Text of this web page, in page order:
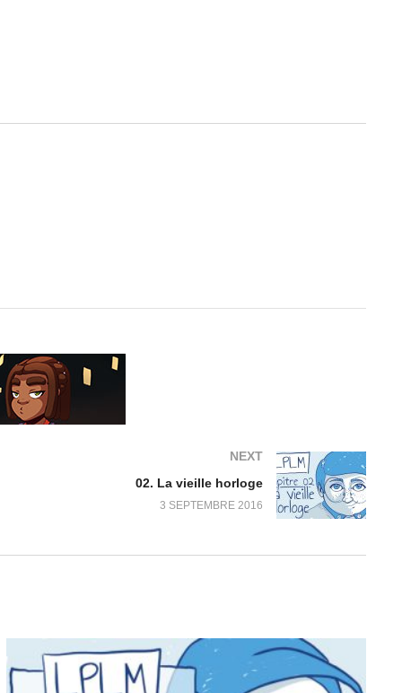
NEXT
02. La vieille horloge
3 SEPTEMBRE 2016